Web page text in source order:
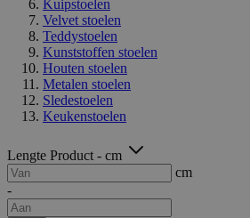
Kuipstoelen
Velvet stoelen
Teddystoelen
Kunststoffen stoelen
Houten stoelen
Metalen stoelen
Sledestoelen
Keukenstoelen
Lengte Product - cm
cm
-